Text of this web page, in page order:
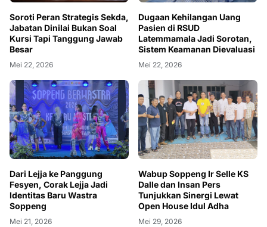
Soroti Peran Strategis Sekda,
Jabatan Dinilai Bukan Soal
Kursi Tapi Tanggung Jawab
Besar
Mei 22, 2026
Dugaan Kehilangan Uang
Pasien di RSUD
Latemmamala Jadi Sorotan,
Sistem Keamanan Dievaluasi
Mei 22, 2026
Dari Lejja ke Panggung
Fesyen, Corak Lejja Jadi
Identitas Baru Wastra
Soppeng
Mei 21, 2026
Wabup Soppeng Ir Selle KS
Dalle dan Insan Pers
Tunjukkan Sinergi Lewat
Open House Idul Adha
Mei 29, 2026